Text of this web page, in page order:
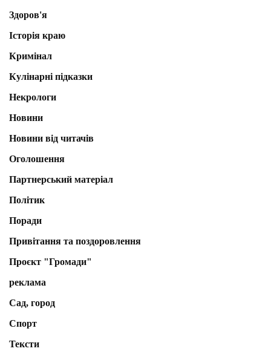
Здоров'я
Історія краю
Кримінал
Кулінарні підказки
Некрологи
Новини
Новини від читачів
Оголошення
Партнерський матеріал
Політик
Поради
Привітання та поздоровлення
Проєкт "Громади"
реклама
Сад, город
Спорт
Тексти